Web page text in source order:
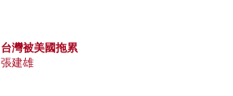
台灣被美國拖累
張建雄